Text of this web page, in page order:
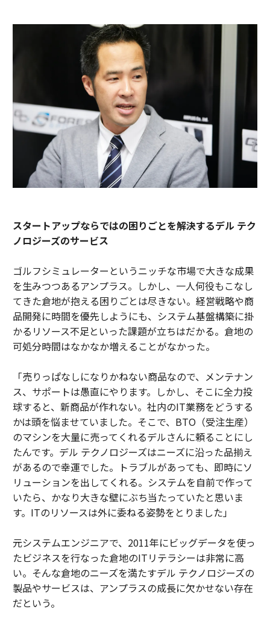
スタートアップならではの困りごとを解決するデル テク
ノロジーズのサービス
ゴルフシミュレーターというニッチな市場で大きな成果
を生みつつあるアンプラス。しかし、一人何役もこなし
てきた倉地が抱える困りごとは尽きない。経営戦略や商
品開発に時間を優先しようにも、システム基盤構築に掛
かるリソース不足といった課題が立ちはだかる。倉地の
可処分時間はなかなか増えることがなかった。
「売りっぱなしになりかねない商品なので、メンテナン
ス、サポートは愚直にやります。しかし、そこに全力投
球すると、新商品が作れない。社内のIT業務をどうする
かは頭を悩ませていました。そこで、BTO（受注生産）
のマシンを大量に売ってくれるデルさんに頼ることにし
たんです。デル テクノロジーズはニーズに沿った品揃え
があるので幸運でした。トラブルがあっても、即時にソ
リューションを出してくれる。システムを自前で作って
いたら、かなり大きな壁にぶち当たっていたと思いま
す。ITのリソースは外に委ねる姿勢をとりました」
元システムエンジニアで、2011年にビッグデータを使っ
たビジネスを行なった倉地のITリテラシーは非常に高
い。そんな倉地のニーズを満たすデル テクノロジーズの
製品やサービスは、アンプラスの成長に欠かせない存在
だという。